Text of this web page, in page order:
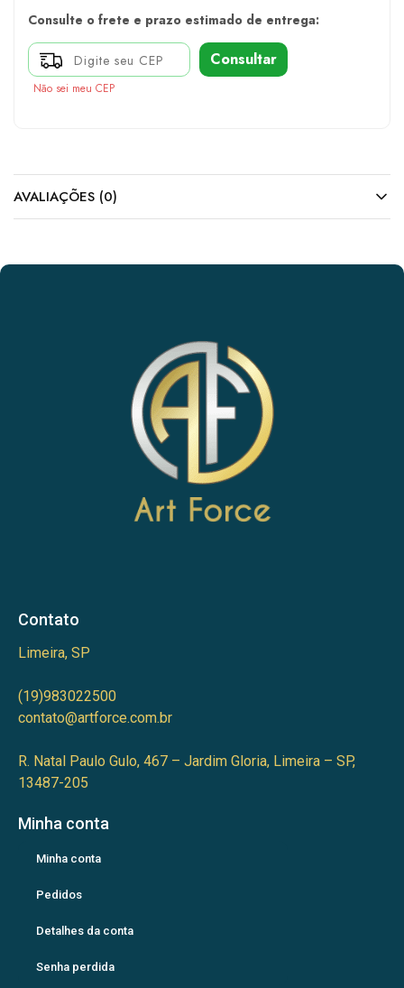
Consulte o frete e prazo estimado de entrega:
Consultar
Não sei meu CEP
AVALIAÇÕES (0)
Contato
Limeira, SP
(19)983022500
contato@artforce.com.br
R. Natal Paulo Gulo, 467 – Jardim Gloria, Limeira – SP,
13487-205
Minha conta
Minha conta
Pedidos
Detalhes da conta
Senha perdida